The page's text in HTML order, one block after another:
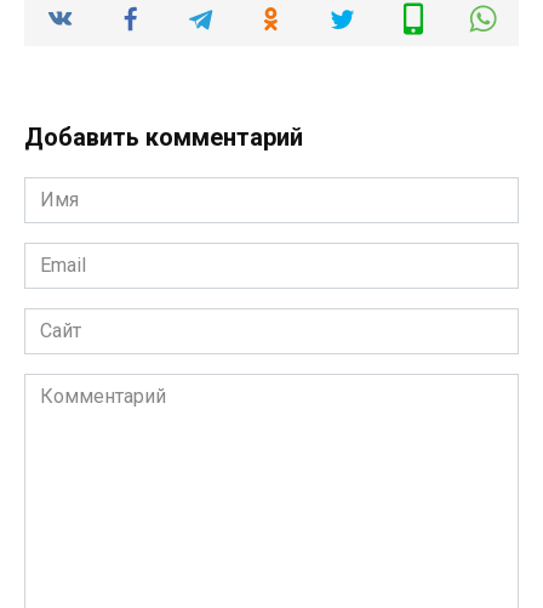
Добавить комментарий
Имя
*
Email
*
Сайт
Комментарий